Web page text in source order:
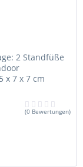
2 Standfüße
x 7 x 7 cm
(0 Bewertungen)